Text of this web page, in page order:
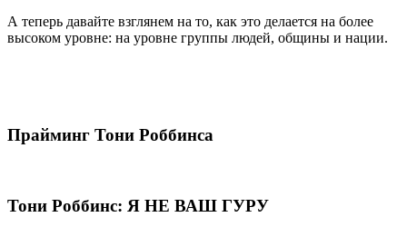
А теперь давайте взглянем на то, как это делается на более
высоком уровне: на уровне группы людей, общины и нации.
Прайминг Тони Роббинса
Тони Роббинс: Я НЕ ВАШ ГУРУ